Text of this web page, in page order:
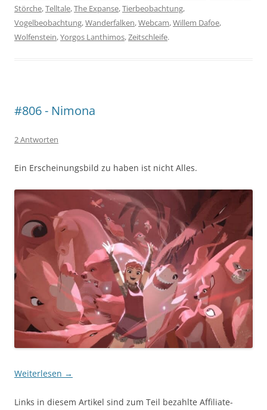
Störche,Telltale,The Expanse,Tierbeobachtung,
Vogelbeobachtung,Wanderfalken,Webcam,Willem Dafoe,
Wolfenstein,Yorgos Lanthimos,Zeitschleife.
#806 - Nimona
2 Antworten
Ein Erscheinungsbild zu haben ist nicht Alles.
Weiterlesen →
Links in diesem Artikel sind zum Teil bezahlte Affiliate-